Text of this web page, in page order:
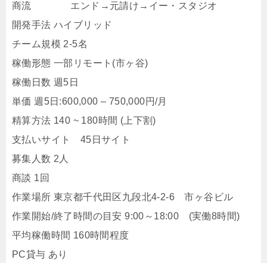
商流 エンド→元請け→イー・スタジオ
開発手法 ハイブリッド
チーム規模 2-5名
稼働形態 一部リモート(市ヶ谷)
稼働日数 週5日
単価 週5日:600,000 – 750,000円/月
精算方法 140 ~ 180時間 (上下割)
支払いサイト 45日サイト
募集人数 2人
商談 1回
作業場所 東京都千代田区九段北4-2-6 市ヶ谷ビル
作業開始/終了時間の目安 9:00～18:00 (実働8時間)
平均稼働時間 160時間程度
PC貸与 あり